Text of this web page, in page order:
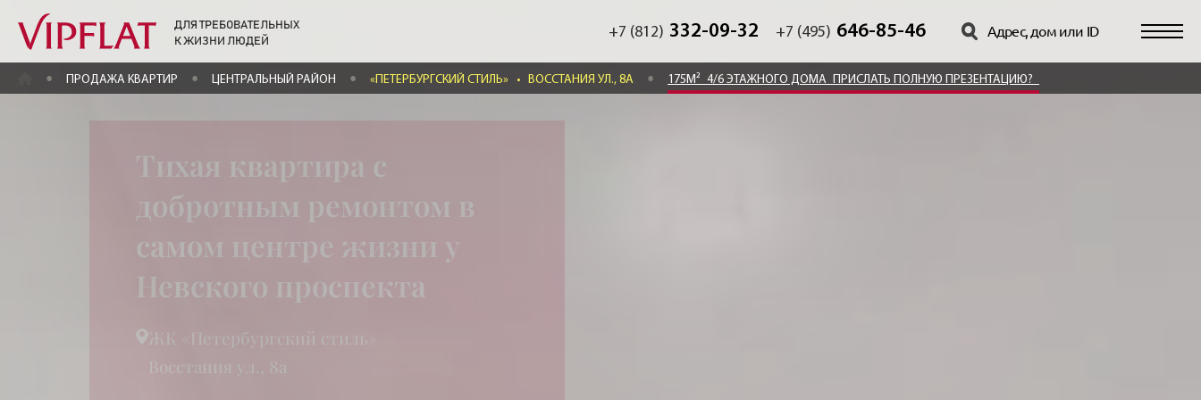
ДЛЯ ТРЕБОВАТЕЛЬНЫХ
К ЖИЗНИ ЛЮДЕЙ
+7 (812) 332-09-32 +7 (495) 646-85-46
ГЛАВНАЯПРОДАЖА КВАРТИР ЦЕНТРАЛЬНЫЙ РАЙОН «ПЕТЕРБУРГСКИЙ СТИЛЬ» • ВОССТАНИЯ УЛ., 8А 175М² 4/6 ЭТАЖНОГО ДОМА ПРИСЛАТЬ ПОЛНУЮ ПРЕЗЕНТАЦИЮ?
Тихая квартира с
добротным ремонтом в
самом центре жизни у
Невского проспекта
ЖК «Петербургский стиль»
Восстания ул., 8а